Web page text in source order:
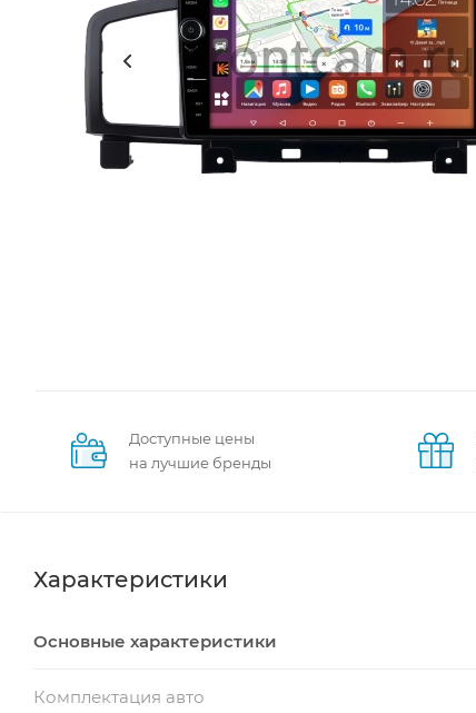
Доступные цены
на лучшие бренды
Характеристики
Основные характеристики
Комплектация авто